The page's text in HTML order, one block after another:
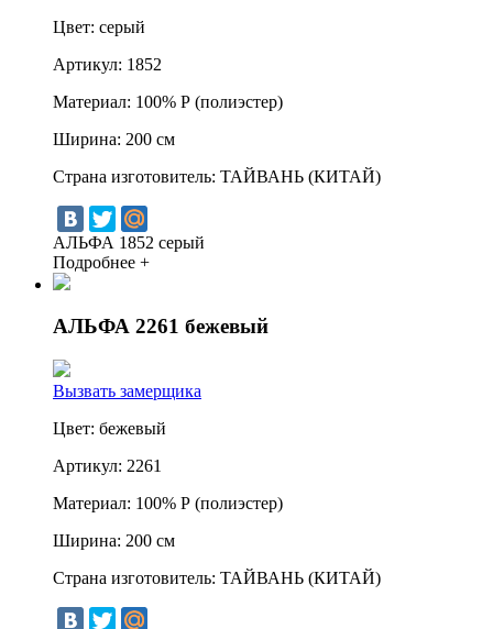
Цвет: серый
Артикул: 1852
Материал: 100% Р (полиэстер)
Ширина: 200 см
Страна изготовитель: ТАЙВАНЬ (КИТАЙ)
АЛЬФА 1852 серый
Подробнее +
АЛЬФА 2261 бежевый
Вызвать замерщика
Цвет: бежевый
Артикул: 2261
Материал: 100% Р (полиэстер)
Ширина: 200 см
Страна изготовитель: ТАЙВАНЬ (КИТАЙ)